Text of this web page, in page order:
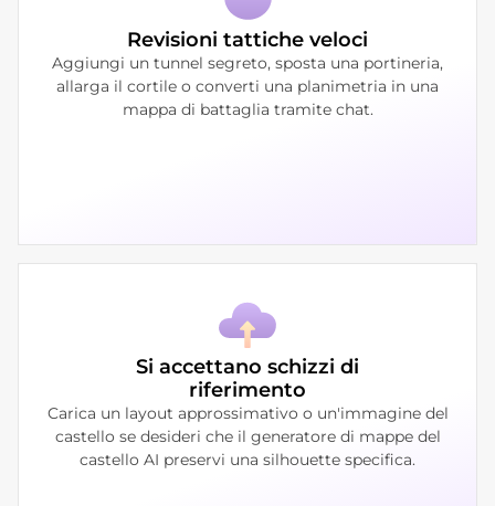
Revisioni tattiche veloci
Aggiungi un tunnel segreto, sposta una portineria,
allarga il cortile o converti una planimetria in una
mappa di battaglia tramite chat.
Si accettano schizzi di
riferimento
Carica un layout approssimativo o un'immagine del
castello se desideri che il generatore di mappe del
castello AI preservi una silhouette specifica.